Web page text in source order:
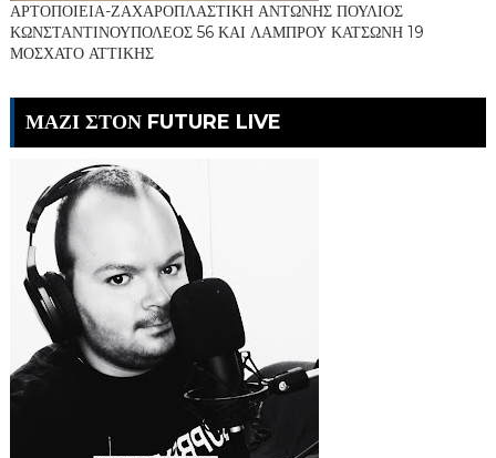
ΑΡΤΟΠΟΙΕΙΑ-ΖΑΧΑΡΟΠΛΑΣΤΙΚΗ ΑΝΤΩΝΗΣ ΠΟΥΛΙΟΣ
ΚΩΝΣΤΑΝΤΙΝΟΥΠΟΛΕΟΣ 56 ΚΑΙ ΛΑΜΠΡΟΥ ΚΑΤΣΩΝΗ 19
ΜΟΣΧΑΤΟ ΑΤΤΙΚΗΣ
ΜΑΖΙ ΣΤΟΝ FUTURE LIVE